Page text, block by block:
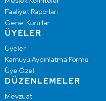
Faaliyet Raporları
Genel Kurullar
ÜYELER
Üyeler
Kamuyu Aydınlatma Formu
Üye Özel
DÜZENLEMELER
Mevzuat